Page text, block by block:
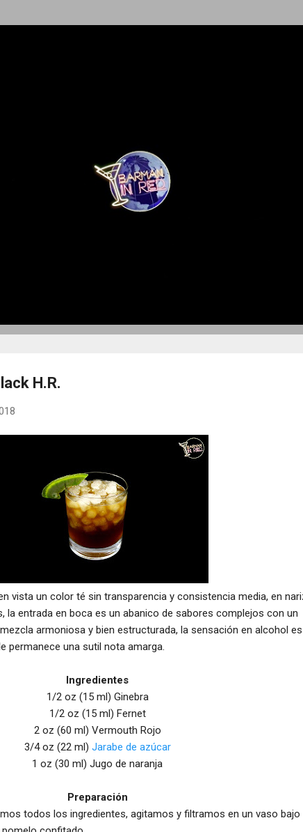
H.R.
vista un color té sin transparencia y consistencia media, en
la entrada en boca es un abanico de sabores complejos con un
armoniosa y bien estructurada, la sensación en alcohol es
permanece una sutil nota amarga.
Ingredientes
1/2 oz (15 ml) Ginebra
1/2 oz (15 ml) Fernet
2 oz (60 ml) Vermouth Rojo
3/4 oz (22 ml) Jarabe de azúcar
1 oz (30 ml) Jugo de naranja
Preparación
todos los ingredientes, agitamos y filtramos en un vaso bajo